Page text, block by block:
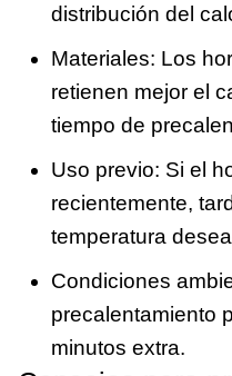
distribución del
Materiales: Los
retienen mejor el
tiempo de
Uso previo: Si el
recientemente,
temperatura
Condiciones
precalentamiento
minutos extra.